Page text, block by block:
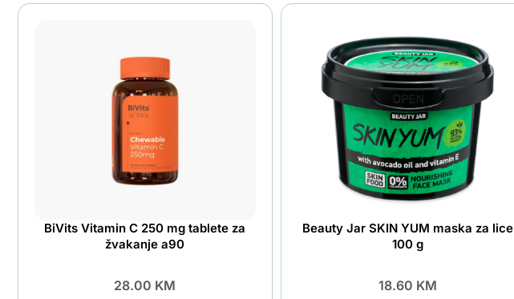
BiVits Vitamin C 250 mg tablete za
žvakanje a90
28.00 KM
Beauty Jar SKIN YUM maska za lice
100 g
18.60 KM